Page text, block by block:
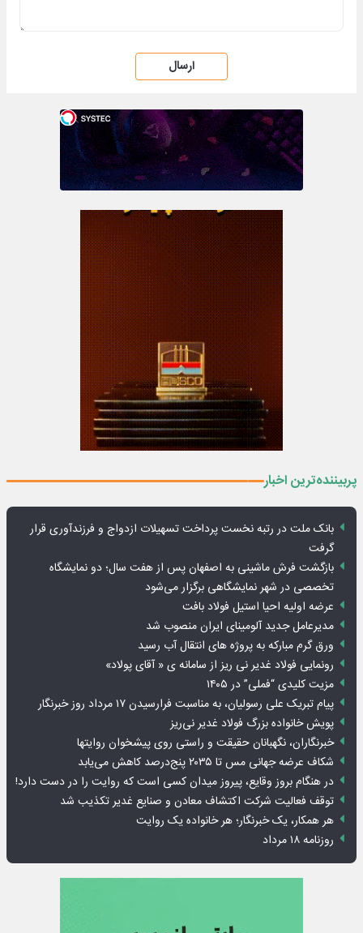
ارسال
پربیننده‌ترین اخبار
بانک ملت در رتبه نخست پرداخت تسهیلات ازدواج و فرزندآوری قرار
گرفت
بازگشت فرش ماشینی به اصفهان پس از هفت سال؛ دو نمایشگاه
تخصصی در شهر نمایشگاهی برگزار می‌شود
عرضه اولیه احیا استیل فولاد بافت
مدیرعامل جدید آلومینای ایران منصوب شد
ورق گرم مبارکه به پروژه های انتقال آب رسید
رونمایی فولاد غدیر نی ریز از سامانه ی « آقای پولاد»
مزیت کلیدی “فملی” در ۱۴۰۵
پیام تبریک علی رسولیان، به مناسبت فرارسیدن ۱۷ مرداد روز خبرنگار
پویش خانواده بزرگ فولاد غدیر نی‌ریز
خبرنگاران، نگهبانان حقیقت و راستی روی پیشخوان روایت­ها
شکاف عرضه جهانی مس تا ۲۰۳۵ پنج‌درصد کاهش می‌یابد
در هنگام بروز وقایع، پیروز میدان کسی است که روایت را در دست دارد!
توقف فعالیت شرکت اکتشاف معادن و صنایع غدیر تکذیب شد
هر همکار، یک خبرنگار؛ هر خانواده یک روایت
روزنامه ۱۸ مرداد